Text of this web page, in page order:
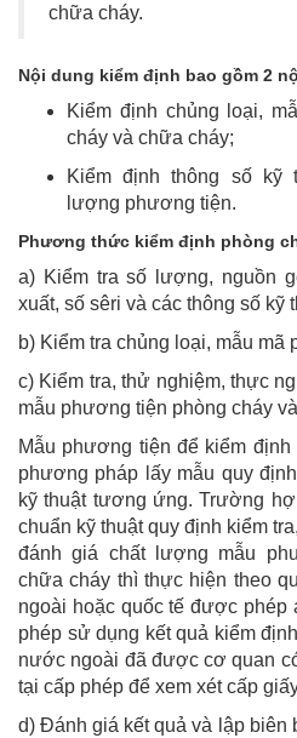
chữa cháy.
Nội dung kiểm định bao gồm 2
Kiểm định chủng loại,
cháy và chữa cháy;
Kiểm định thông số kỹ
lượng phương tiện.
Phương thức kiểm định phòng
a) Kiểm tra số lượng, nguồn
xuất, số sêri và các thông số kỹ
b) Kiểm tra chủng loại, mẫu mã
c) Kiểm tra, thử nghiệm, thực
mẫu phương tiện phòng cháy
Mẫu phương tiện để kiểm
phương pháp lấy mẫu quy
kỹ thuật tương ứng. Trường
chuẩn kỹ thuật quy định kiểm
đánh giá chất lượng mẫu
chữa cháy thì thực hiện theo
ngoài hoặc quốc tế được phép
phép sử dụng kết quả kiểm
nước ngoài đã được cơ quan
tại cấp phép để xem xét cấp
d) Đánh giá kết quả và lập biên